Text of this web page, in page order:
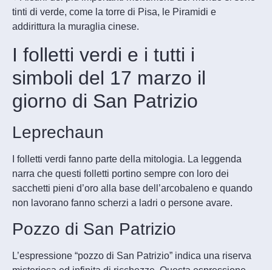
tinti di verde, come la torre di Pisa, le Piramidi e
addirittura la muraglia cinese.
I folletti verdi e i tutti i
simboli del 17 marzo il
giorno di San Patrizio
Leprechaun
I folletti verdi fanno parte della mitologia. La leggenda
narra che questi folletti portino sempre con loro dei
sacchetti pieni d’oro alla base dell’arcobaleno e quando
non lavorano fanno scherzi a ladri o persone avare.
Pozzo di San Patrizio
L’espressione “pozzo di San Patrizio” indica una riserva